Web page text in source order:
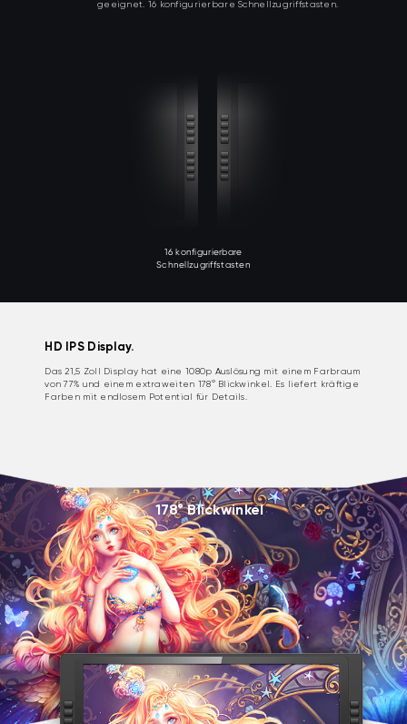
geeignet. 16 konfigurierbare Schnellzugriffstasten.
16 konfigurierbare
Schnellzugriffstasten
HD IPS Display.
Das 21,5 Zoll Display hat eine 1080p Auslösung mit einem Farbraum
von 77% und einem extraweiten 178° Blickwinkel. Es liefert kräftige
Farben mit endlosem Potential für Details.
178° Blickwinkel